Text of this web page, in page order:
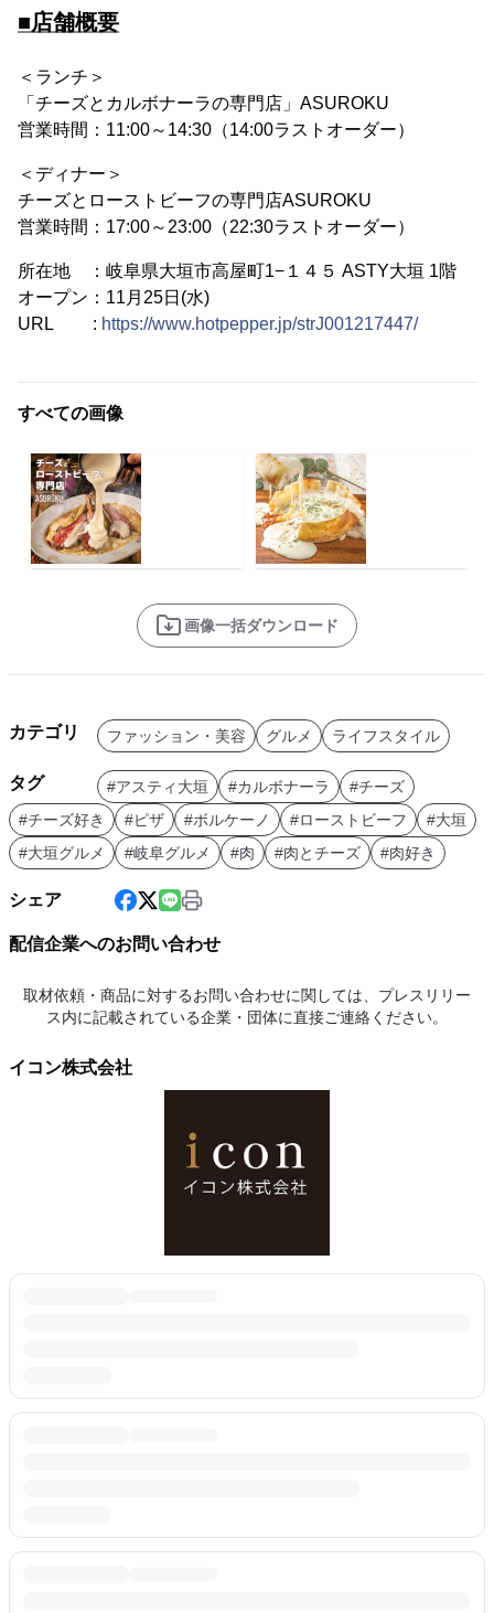
■店舗概要
＜ランチ＞
「チーズとカルボナーラの専門店」ASUROKU
営業時間：11:00～14:30（14:00ラストオーダー）
＜ディナー＞
チーズとローストビーフの専門店ASUROKU
営業時間：17:00～23:00（22:30ラストオーダー）
所在地 ：岐阜県大垣市高屋町1−１４５ ASTY大垣 1階
オープン：11月25日(水)
URL : https://www.hotpepper.jp/strJ001217447/
すべての画像
画像一括ダウンロード
カテゴリ ファッション・美容 グルメ ライフスタイル
タグ #アスティ大垣 #カルボナーラ
#チーズ
#チーズ好き
#ピザ #ボルケーノ #ローストビーフ
#大垣
#大垣グルメ
#岐阜グルメ #肉 #肉とチーズ #肉好き
シェア
配信企業へのお問い合わせ
取材依頼・商品に対するお問い合わせに関しては、プレスリリー
ス内に記載されている企業・団体に直接ご連絡ください。
イコン株式会社